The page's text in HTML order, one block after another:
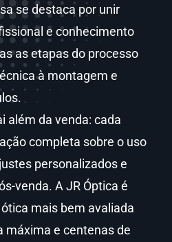
se destaca por unir
e conhecimento
as etapas do processo
à montagem e
além da venda: cada
completa sobre o uso
personalizados e
venda. A JR Óptica é
mais bem avaliada
máxima e centenas de